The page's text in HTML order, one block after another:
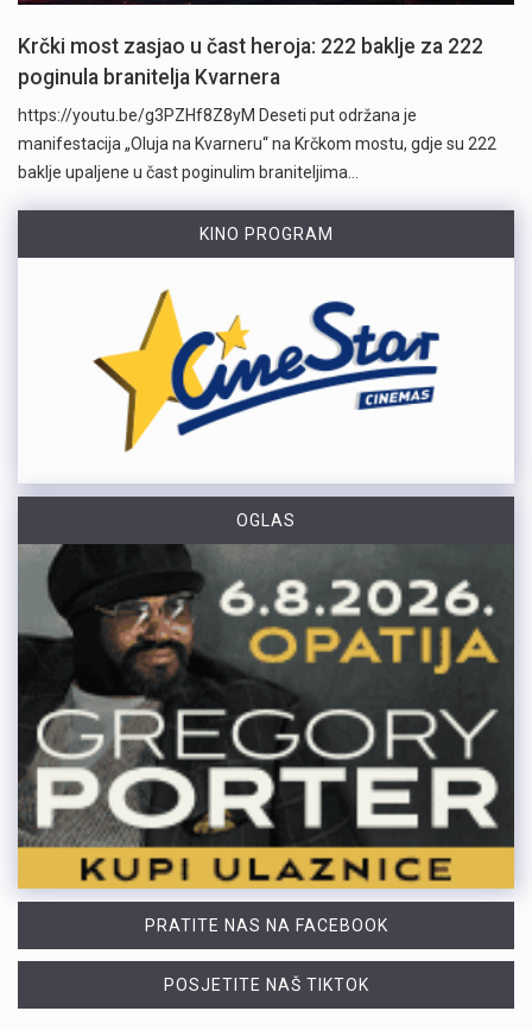
Krčki most zasjao u čast heroja: 222 baklje za 222
poginula branitelja Kvarnera
https://youtu.be/g3PZHf8Z8yM Deseti put održana je
manifestacija „Oluja na Kvarneru“ na Krčkom mostu, gdje su 222
baklje upaljene u čast poginulim braniteljima…
KINO PROGRAM
OGLAS
PRATITE NAS NA FACEBOOK
POSJETITE NAŠ TIKTOK